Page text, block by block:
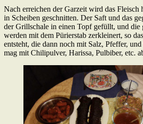
Nach erreichen der Garzeit wird das Fleisch
in Scheiben geschnitten. Der Saft und das
der Grillschale in einen Topf gefüllt, und die
werden mit dem Pürierstab zerkleinert, so
entsteht, die dann noch mit Salz, Pfeffer,
mag mit Chilipulver, Harissa, Pulbiber, etc.